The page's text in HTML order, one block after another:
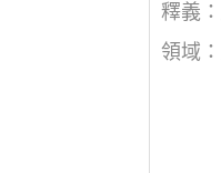
釋義：
領域：